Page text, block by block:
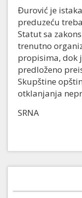
Đurović je
preduzeću
Statut sa
trenutno
propisima, dok
predloženo
Skupštine
otklanjanja
SRNA